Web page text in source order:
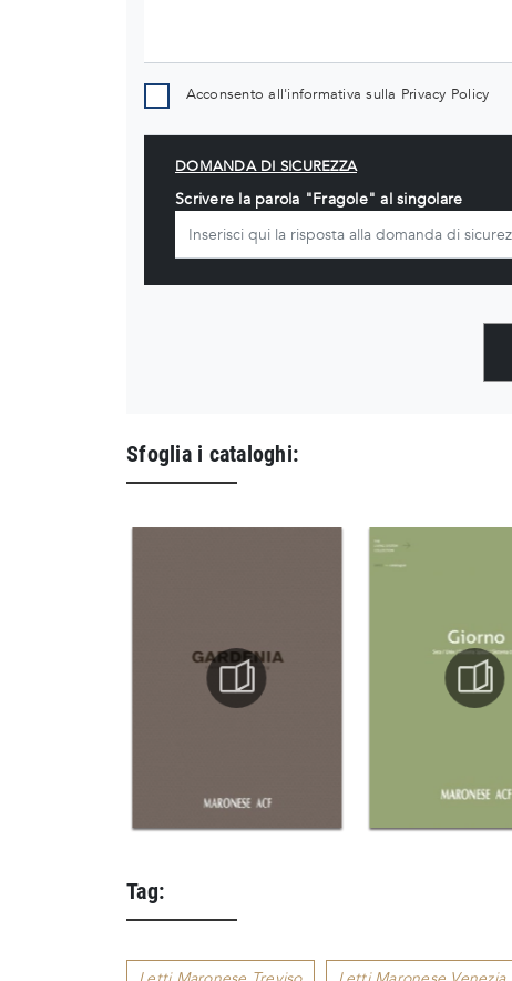
Acconsento all'informativa sulla Privacy Policy
DOMANDA DI SICUREZZA
Scrivere la parola "Fragole" al singolare
Sfoglia i cataloghi:
Tag: